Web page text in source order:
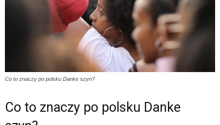
Co to znaczy po polsku Danke szyn?
Co to znaczy po polsku Danke